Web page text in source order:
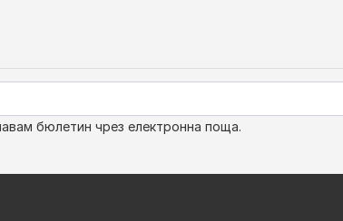
бюлетин чрез електронна поща.